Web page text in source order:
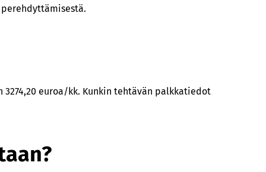
euroa/kk. Kunkin tehtävän palkkatiedot